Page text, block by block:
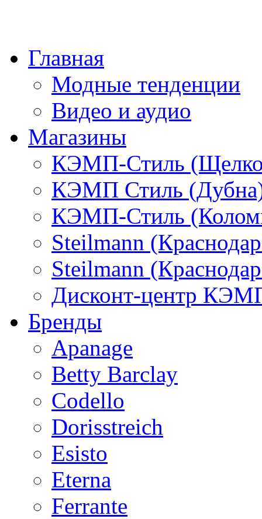
Главная
Модные тенденции
Видео и аудио
Магазины
КЭМП-Стиль
КЭМП Стиль
КЭМП-Стиль
Steilmann
Steilmann
Дисконт-центр
Бренды
Apanage
Betty Barclay
Codello
Dorisstreich
Esisto
Eterna
Ferrante